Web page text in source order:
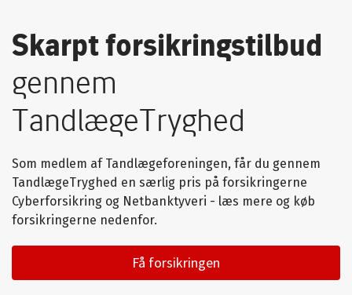
Skarpt forsikringstilbud
gennem
TandlægeTryghed
Som medlem af Tandlægeforeningen, får du gennem
TandlægeTryghed en særlig pris på forsikringerne
Cyberforsikring og Netbanktyveri - læs mere og køb
forsikringerne nedenfor.
Få forsikringen